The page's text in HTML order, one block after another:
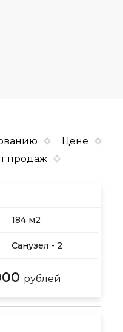
Цене
продаж
184 м2
Санузел - 2
рублей